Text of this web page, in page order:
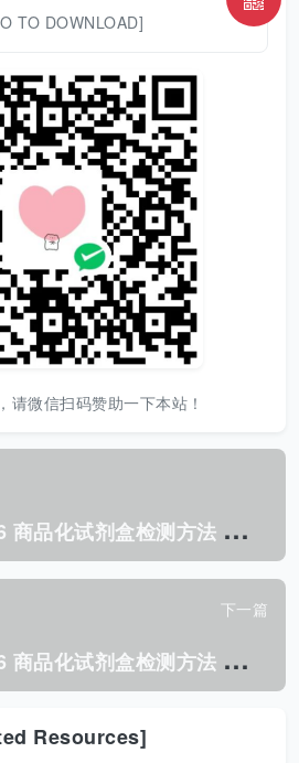
TO DOWNLOAD]
请微信扫码赞助一下本站！
S
N/T 4535.1-2016 商品化试剂盒检测方法 喹诺酮类 方法一.pdf
下一篇
S
N/T 4537.3-2016 商品化试剂盒检测方法 氯霉素 方法三.pdf
Resources]